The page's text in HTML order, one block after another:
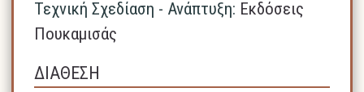
Τεχνική Σχεδίαση - Ανάπτυξη: Εκδόσεις
Πουκαμισάς
ΔΙΑΘΕΣΗ